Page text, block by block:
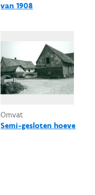
van 1908
Omvat
Semi-gesloten hoeve